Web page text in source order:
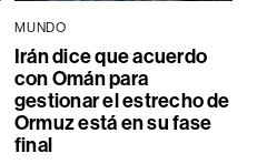
MUNDO
Irán dice que acuerdo
con Omán para
gestionar el estrecho de
Ormuz está en su fase
final